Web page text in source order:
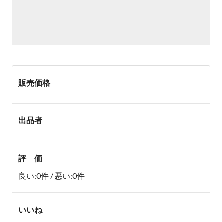
販売価格
出品者
評 価
良い:0件 / 悪い:0件
いいね